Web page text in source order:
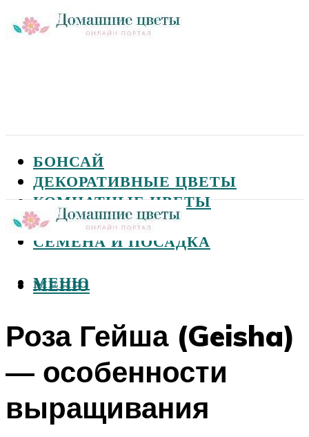
БОНСАЙ
ДЕКОРАТИВНЫЕ ЦВЕТЫ
КОМНАТНЫЕ ЦВЕТЫ
САДОВЫЕ ЦВЕТЫ
СЕМЕНА И ПОСАДКА
МЕНЮ
МЕНЮ
Роза Гейша (Geisha)
— особенности
выращивания